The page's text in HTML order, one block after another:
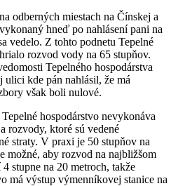
odberných miestach na Čínskej a
hneď po nahlásení pani na
vedelo. Z tohto podnetu Tepelné
rozvod vody na 65 stupňov.
Tepelného hospodárstva
ulici kde pán nahlásil, že má
však boli nulové.
hospodárstvo nevykonáva
rozvody, ktoré sú vedené
straty. V praxi je 50 stupňov na
možné, aby rozvod na najbližšom
stupne na 20 metroch, takže
má výstup výmenníkovej stanice na